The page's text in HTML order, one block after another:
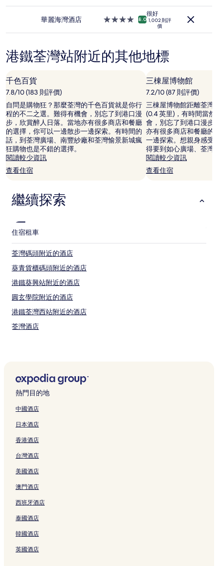
及
情
可
能
出
現
變
動，
可
能
設
有
其
他
條
款。
住
華麗海灣酒店
4.0
宿
8.0
很好
1,002 則評
價
港鐵荃灣站附近的其他地標
千色百貨
7.8/10 (183 則評價)
自問是購物狂？那麼荃灣的千色百貨就是你行
程的不二之選。難得有機會，別忘了到港口漫
步，欣賞醉人日落。當地亦有很多商店和餐廳
的選擇，你可以一邊散步一邊探索。有時間的
話，到荃灣廣場、南豐紗廠和荃灣愉景新城瘋
狂購物也是不錯的選擇。
閱讀較少資訊
查看住宿
三棟屋博物館
7.2/10 (87 則評價)
三棟屋博物館距離荃灣
(0.4 英里)，有時間當
會，別忘了到港口漫步
亦有很多商店和餐廳的
一邊探索。想親身感受
得要到如心廣場、荃灣
閱讀較少資訊
查看住宿
繼續探索
住宿租車
荃灣碼頭附近的酒店
葵青貨櫃碼頭附近的酒店
港鐵葵興站附近的酒店
圓玄學院附近的酒店
港鐵荃灣西站附近的酒店
荃灣酒店
沙田的附設健身中心的酒店
元荃古道郊遊徑附近的酒店
荃灣酒店
荃灣公園附近的酒店
如心廣場附近的酒店
錦山郊野公園附近的豪華酒店
三棟屋博物館附近的酒店
城門郊野公園附近的酒店
西方寺附近的酒店
港鐵大窩口站附近的酒店
沙田的商務酒店
竹林禪院附近的酒店
熱門目的地
中國酒店
日本酒店
香港酒店
台灣酒店
美國酒店
澳門酒店
西班牙酒店
泰國酒店
韓國酒店
英國酒店